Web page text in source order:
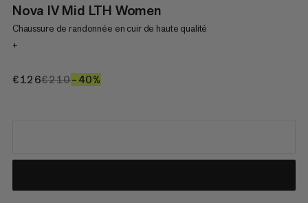
Nova IV Mid LTH Women
Chaussure de randonnée en cuir de haute qualité
+
€126€126
€210€210
–40%